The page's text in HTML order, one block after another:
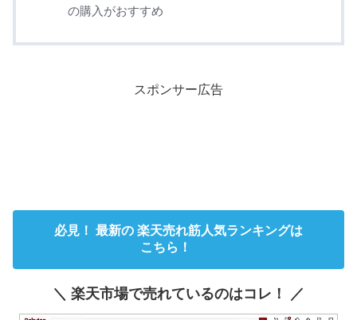
の購入がおすすめ
スポンサー広告
必見！ 最新の 楽天売れ筋人気ランキングは
こちら！
＼ 楽天市場で売れているのはコレ！ ／